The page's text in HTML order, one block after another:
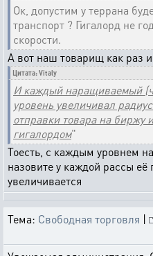
Ок, допустим у террана
транспорт ? Гигалорд не
скорости.
А вот наш товарищ как раз
Цитата: Vitaly
И каждый наращиваемый
уровень увеличивал
отправки товара на биржу
гигалордом"
Тоесть, с каждым уровнем
назовите у каждой рассы её
увеличивается
Тема: Свободная торговля |